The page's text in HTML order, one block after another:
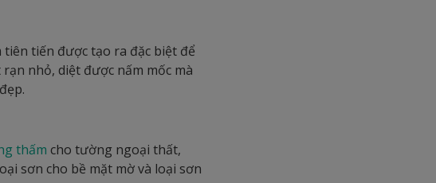
tiến được tạo ra đặc biệt để
nhỏ, diệt được nấm mốc mà
thấm cho tường ngoại thất,
sơn cho bề mặt mờ và loại sơn